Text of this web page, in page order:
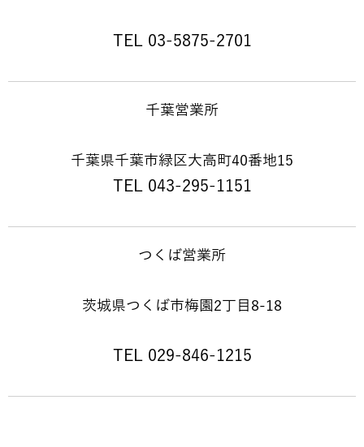
TEL 03-5875-2701
千葉営業所
千葉県千葉市緑区大高町40番地15
TEL 043-295-1151
つくば営業所
茨城県つくば市梅園2丁目8-18
TEL 029-846-1215